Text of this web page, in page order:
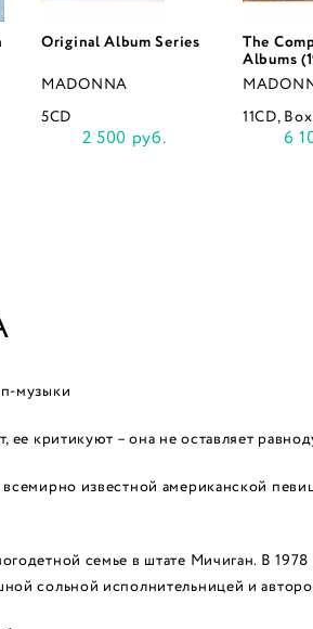
Original Album Series
MADONNA
5CD
2 500 руб.
The
Albums
11CD, Box
6
музыки
ее критикуют – она не оставляет
известной американской
семье в штате Мичиган. В
сольной исполнительницей и